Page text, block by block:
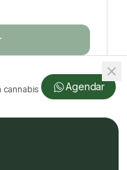
Agendar